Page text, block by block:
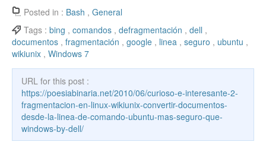
e
b
o
o
k
er
st
d p
p
e
gr
a
m
n
e
a
m
e
k
e
dI
n
ck
et p
ar
tir
Posted in : Bash , General
Tags : bing , comandos , defragmentación , dell ,
documentos , fragmentación , google , linea , seguro , ubuntu ,
wikiunix , Windows 7
URL for this post :
https://poesiabinaria.net/2010/06/curioso-e-interesante-2-
fragmentacion-en-linux-wikiunix-convertir-documentos-
desde-la-linea-de-comando-ubuntu-mas-seguro-que-
windows-by-dell/